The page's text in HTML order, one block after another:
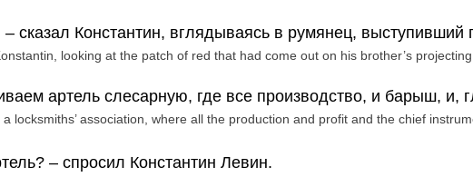
– сказал Константин, вглядываясь в румянец,
looking at the patch of red that had come out on his brother’s
артель слесарную, где все производство, и барыш, и,
a locksmiths’ association, where all the production and profit and the chief
– спросил Константин Левин.